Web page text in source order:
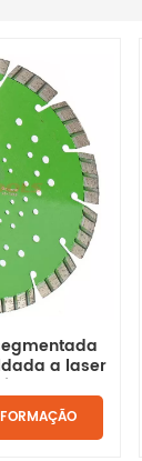
a laser
angular